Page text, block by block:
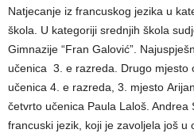
Natjecanje iz francuskog jezika u
škola. U kategoriji srednjih škola
Gimnazije “Fran Galović”.
učenica 3. e razreda. Drugo mjesto
učenica 4. e razreda, 3. mjesto
četvrto učenica Paula Laloš.
francuski jezik, koji je zavoljela još u